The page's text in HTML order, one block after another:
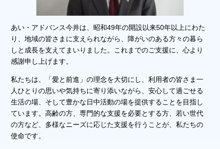
あい・アドバンス今井は、昭和49年の開設以来50年以上にわた
り、地域の皆さまに支えられながら、障がいのある方々の暮ら
しと成長を支えてまいりました。これまでのご支援に、心より
感謝申し上げます。
私たちは、「愛と前進」の理念を大切にし、利用者の皆さま一
人ひとりの思いや気持ちに寄り添いながら、安心して過ごせる
生活の場、そして豊かな日中活動の場を提供することを目指し
ています。高齢の方、専門的な支援を必要とする方、若い世代
の方など、多様なニーズに応じた支援を行うことが、私たちの
使命です。